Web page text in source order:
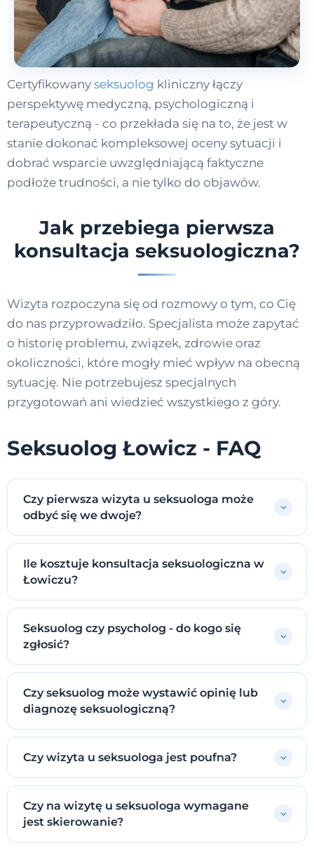
Certyfikowany seksuolog kliniczny łączy
perspektywę medyczną, psychologiczną i
terapeutyczną - co przekłada się na to, że jest w
stanie dokonać kompleksowej oceny sytuacji i
dobrać wsparcie uwzględniającą faktyczne
podłoże trudności, a nie tylko do objawów.
Jak przebiega pierwsza
konsultacja seksuologiczna?
Wizyta rozpoczyna się od rozmowy o tym, co Cię
do nas przyprowadziło. Specjalista może zapytać
o historię problemu, związek, zdrowie oraz
okoliczności, które mogły mieć wpływ na obecną
sytuację. Nie potrzebujesz specjalnych
przygotowań ani wiedzieć wszystkiego z góry.
Seksuolog Łowicz - FAQ
Czy pierwsza wizyta u seksuologa może
odbyć się we dwoje?
Ile kosztuje konsultacja seksuologiczna w
Łowiczu?
Seksuolog czy psycholog - do kogo się
zgłosić?
Czy seksuolog może wystawić opinię lub
diagnozę seksuologiczną?
Czy wizyta u seksuologa jest poufna?
Czy na wizytę u seksuologa wymagane
jest skierowanie?